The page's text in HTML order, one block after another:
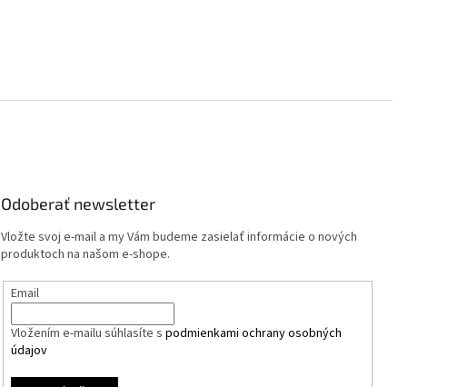
Odoberať newsletter
Vložte svoj e-mail a my Vám budeme zasielať informácie o nových
produktoch na našom e-shope.
Email
Vložením e-mailu súhlasíte spodmienkami ochrany osobných
údajov